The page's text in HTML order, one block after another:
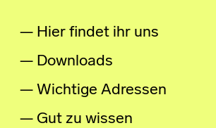
Hier findet ihr uns
Downloads
Wichtige Adressen
Gut zu wissen